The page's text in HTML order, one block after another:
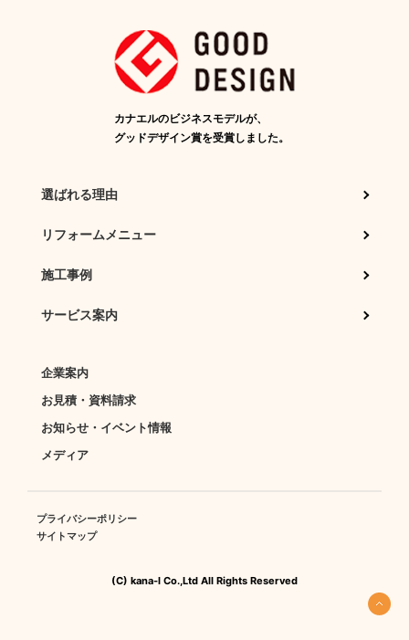
カナエルのビジネスモデルが、
グッドデザイン賞を受賞しました。
選ばれる理由
リフォームメニュー
施工事例
サービス案内
企業案内
お見積・資料請求
お知らせ・イベント情報
メディア
プライバシーポリシー
サイトマップ
(C) kana-l Co.,Ltd All Rights Reserved